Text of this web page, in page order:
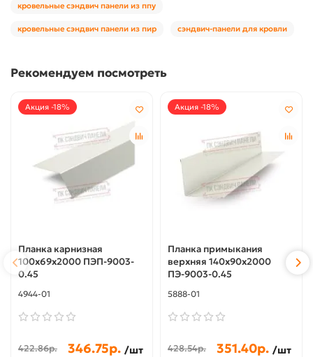
кровельные сэндвич панели из ппу
кровельные сэндвич панели из пир сэндвич-панели для кровли
Рекомендуем посмотреть
Акция -18%
Планка карнизная
100х69х2000 ПЭП-9003-
0.45
4944-01
422.86р. 346.75р. /шт
Акция -18%
Планка примыкания
верхняя 140х90х2000
ПЭ-9003-0.45
5888-01
428.54р. 351.40р. /шт